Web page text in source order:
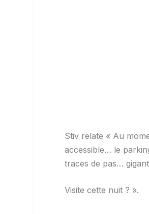
Stiv relate « Au
accessible… le
traces de pas…
Visite cette nuit ? ».